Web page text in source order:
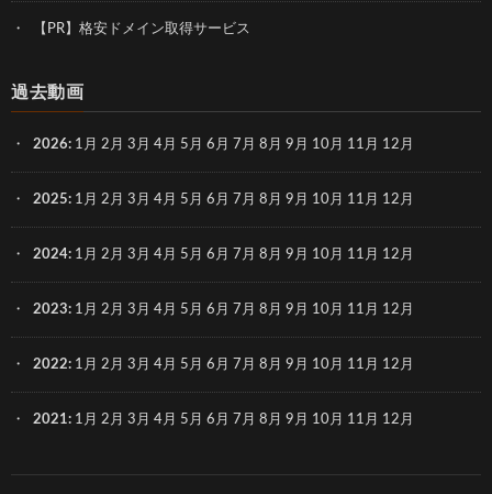
【PR】格安ドメイン取得サービス
過去動画
2026: 1月 2月 3月 4月 5月 6月 7月 8月 9月 10月 11月 12月
2025: 1月 2月 3月 4月 5月 6月 7月 8月 9月 10月 11月 12月
2024: 1月 2月 3月 4月 5月 6月 7月 8月 9月 10月 11月 12月
2023: 1月 2月 3月 4月 5月 6月 7月 8月 9月 10月 11月 12月
2022: 1月 2月 3月 4月 5月 6月 7月 8月 9月 10月 11月 12月
2021: 1月 2月 3月 4月 5月 6月 7月 8月 9月 10月 11月 12月